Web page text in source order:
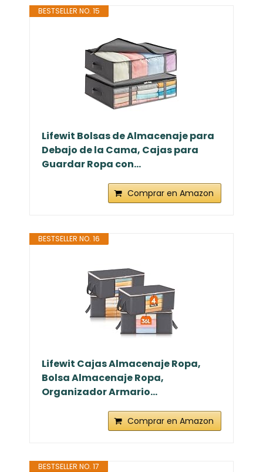
BESTSELLER NO. 15
Lifewit Bolsas de Almacenaje para
Debajo de la Cama, Cajas para
Guardar Ropa con...
Comprar en Amazon
BESTSELLER NO. 16
Lifewit Cajas Almacenaje Ropa,
Bolsa Almacenaje Ropa,
Organizador Armario...
Comprar en Amazon
BESTSELLER NO. 17